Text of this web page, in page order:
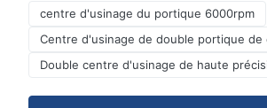
centre d'usinage du portique 6000rpm
Centre d'usinage de double portique de
Double centre d'usinage de haute